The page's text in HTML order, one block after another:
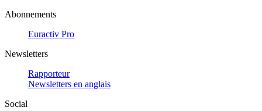
Abonnements
Euractiv Pro
Newsletters
Rapporteur
Newsletters en anglais
Social